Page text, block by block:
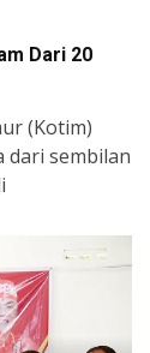
Dari 20
(Kotim)
dari sembilan